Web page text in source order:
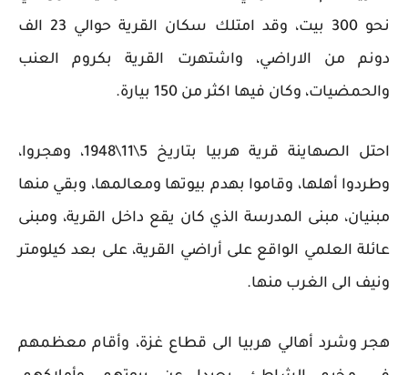
نحو 300 بيت، وقد امتلك سكان القرية حوالي 23 الف
دونم من الاراضي، واشتهرت القرية بكروم العنب
والحمضيات، وكان فيها اكثر من 150 بيارة.
احتل الصهاينة قرية هربيا بتاريخ 5\11\1948، وهجروا،
وطردوا أهلها، وقاموا بهدم بيوتها ومعالمها، وبقي منها
مبنيان، مبنى المدرسة الذي كان يقع داخل القرية، ومبنى
عائلة العلمي الواقع على أراضي القرية، على بعد كيلومتر
ونيف الى الغرب منها.
هجر وشرد أهالي هربيا الى قطاع غزة، وأقام معظمهم